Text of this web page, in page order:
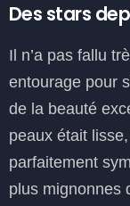
Des stars
Il n’a pas fallu
entourage pour
de la beauté
peaux était
parfaitement
plus mignonnes